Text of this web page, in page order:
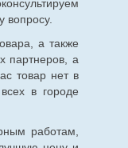
вопросу.
а также
партнеров, а
товар нет в
в городе
работам,